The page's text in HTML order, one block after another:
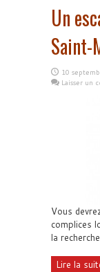
Un
Saint-
10
Laisser un
Vous
complices
la
Lire la